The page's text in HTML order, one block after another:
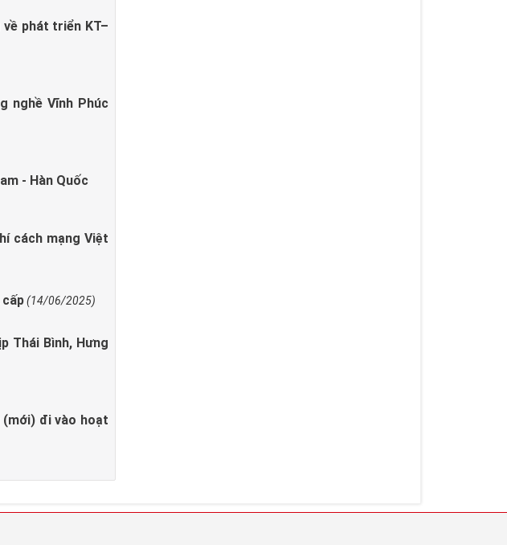
phát triển KT–
nghề Vĩnh Phúc
- Hàn Quốc
cách mạng Việt
(14/06/2025)
Thái Bình, Hưng
(mới) đi vào hoạt